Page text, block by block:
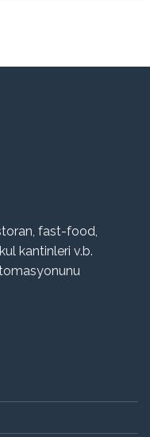
fast-food,
kantinleri v.b.